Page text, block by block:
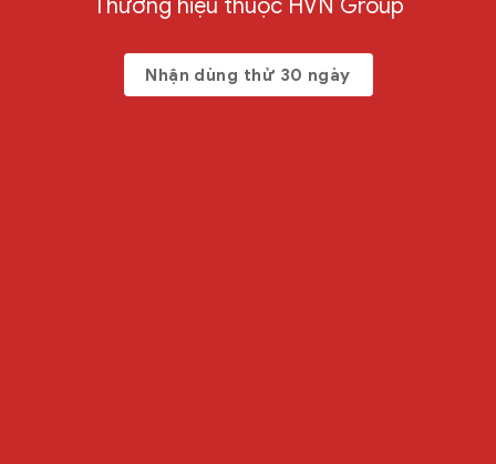
Thương hiệu thuộc HVN Group
Nhận dùng thử 30 ngày